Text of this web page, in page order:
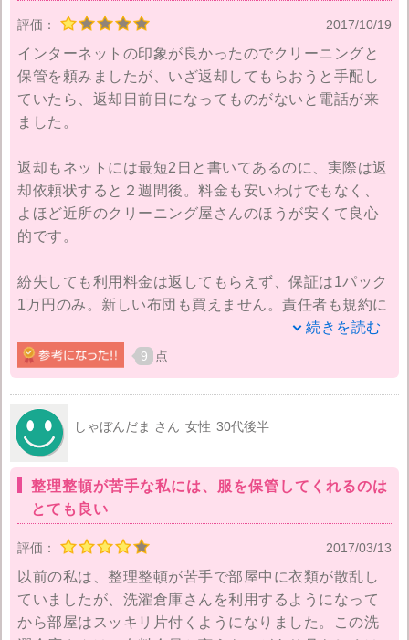
評価： 2017/10/19
インターネットの印象が良かったのでクリーニングと
保管を頼みましたが、いざ返却してもらおうと手配し
ていたら、返却日前日になってものがないと電話が来
ました。
返却もネットには最短2日と書いてあるのに、実際は返
却依頼状すると２週間後。料金も安いわけでもなく、
よほど近所のクリーニング屋さんのほうが安くて良心
的です。
紛失しても利用料金は返してもらえず、保証は1パック
1万円のみ。新しい布団も買えません。責任者も規約に
書いてあるのでそれ以上は補償ができないの一点張
り。クリーニングしたものをなくされたなんて人生初
めてです。 これはホームページにはいいことばかり書
いてありますが、実際は嘘ではないのでしょうか？今
後も会社としてこのサービスを続けるのであれば、改
善を求めます。
続きを読む
9 点
しゃぼんだま さん 女性 30代後半
整理整頓が苦手な私には、服を保管してくれるのは
とても良い
評価： 2017/03/13
以前の私は、整理整頓が苦手で部屋中に衣類が散乱し
ていましたが、洗濯倉庫さんを利用するようになって
から部屋はスッキリ片付くようになりました。この洗